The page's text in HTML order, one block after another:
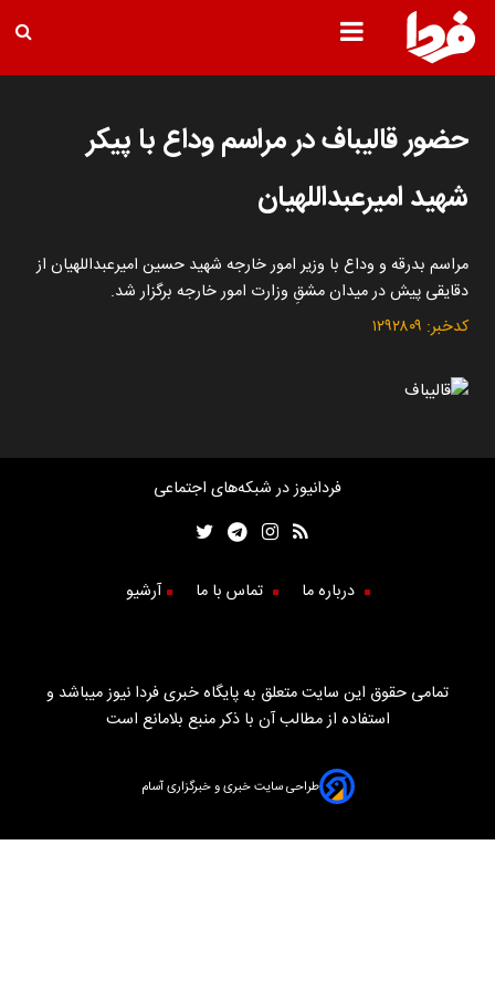
حضور قالیباف در مراسم وداع با پیکر
شهید امیرعبداللهیان
مراسم بدرقه و وداع با وزیر امور خارجه شهید حسین امیرعبداللهیان از
دقایقی پیش در میدان مشقِ وزارت امور خارجه برگزار شد.
کدخبر: ۱۲۹۲۸۰۹
فردانیوز در شبکه‌های اجتماعی
درباره ما تماس با ما آرشیو
تمامی حقوق این سایت متعلق به پایگاه خبری فردا نیوز میباشد و
استفاده از مطالب آن با ذکر منبع بلامانع است
طراحی سایت خبری و خبرگزاری آسام